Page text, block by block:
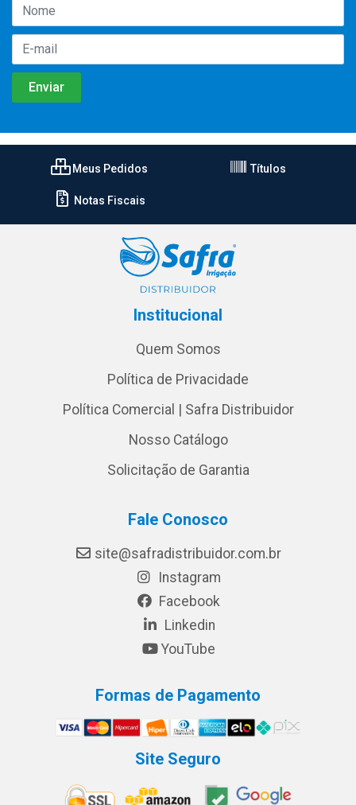
Meus Pedidos Títulos
Notas Fiscais
Institucional
Quem Somos
Política de Privacidade
Política Comercial | Safra Distribuidor
Nosso Catálogo
Solicitação de Garantia
Fale Conosco
site@safradistribuidor.com.br
Instagram
Facebook
Linkedin
YouTube
Formas de Pagamento
Site Seguro